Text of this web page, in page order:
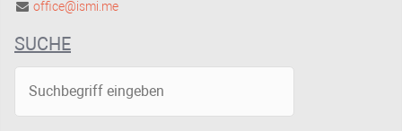
office@ismi.me
SUCHE